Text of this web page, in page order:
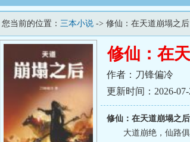
您当前的位置： 三本小说 -> 修仙：在天道崩塌之后
修仙：在
作者：刀锋偏冷
更新时间：2026-07-
修仙：在天道崩塌之后
大道崩绝，仙路